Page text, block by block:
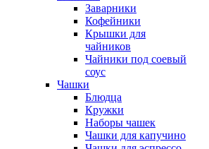
Заварники
Кофейники
Крышки для
чайников
Чайники под соевый
соус
Чашки
Блюдца
Кружки
Наборы чашек
Чашки для капучино